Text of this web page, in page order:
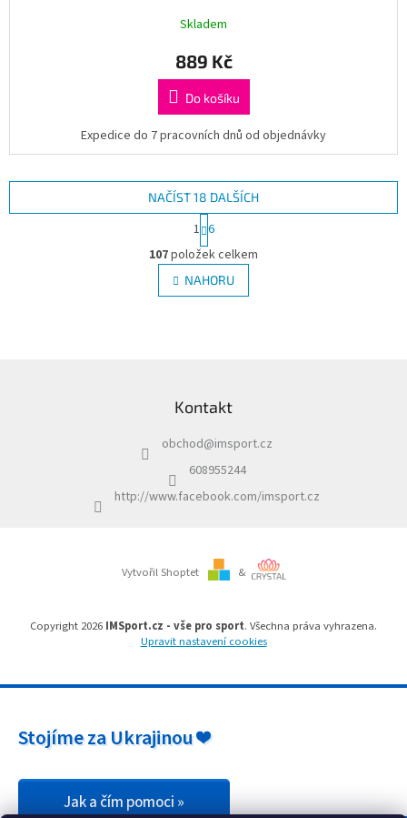
Skladem
889 Kč
Do košíku
Expedice do 7 pracovních dnů od objednávky
O
v
l
á
r
v
k
y
v
ý
p
NAČÍST 18 DALŠÍCH
S
t
r
á
n
k
1 6
107položek celkem
NAHORU
Kontakt
obchod@imsport.cz
608955244
http://www.facebook.com/imsport.cz
Vytvořil Shoptet &
Copyright 2026 IMSport.cz - vše pro sport. Všechna práva vyhrazena.
Upravit nastavení cookies
Stojíme za Ukrajinou ❤️
Jak a čím pomoci »